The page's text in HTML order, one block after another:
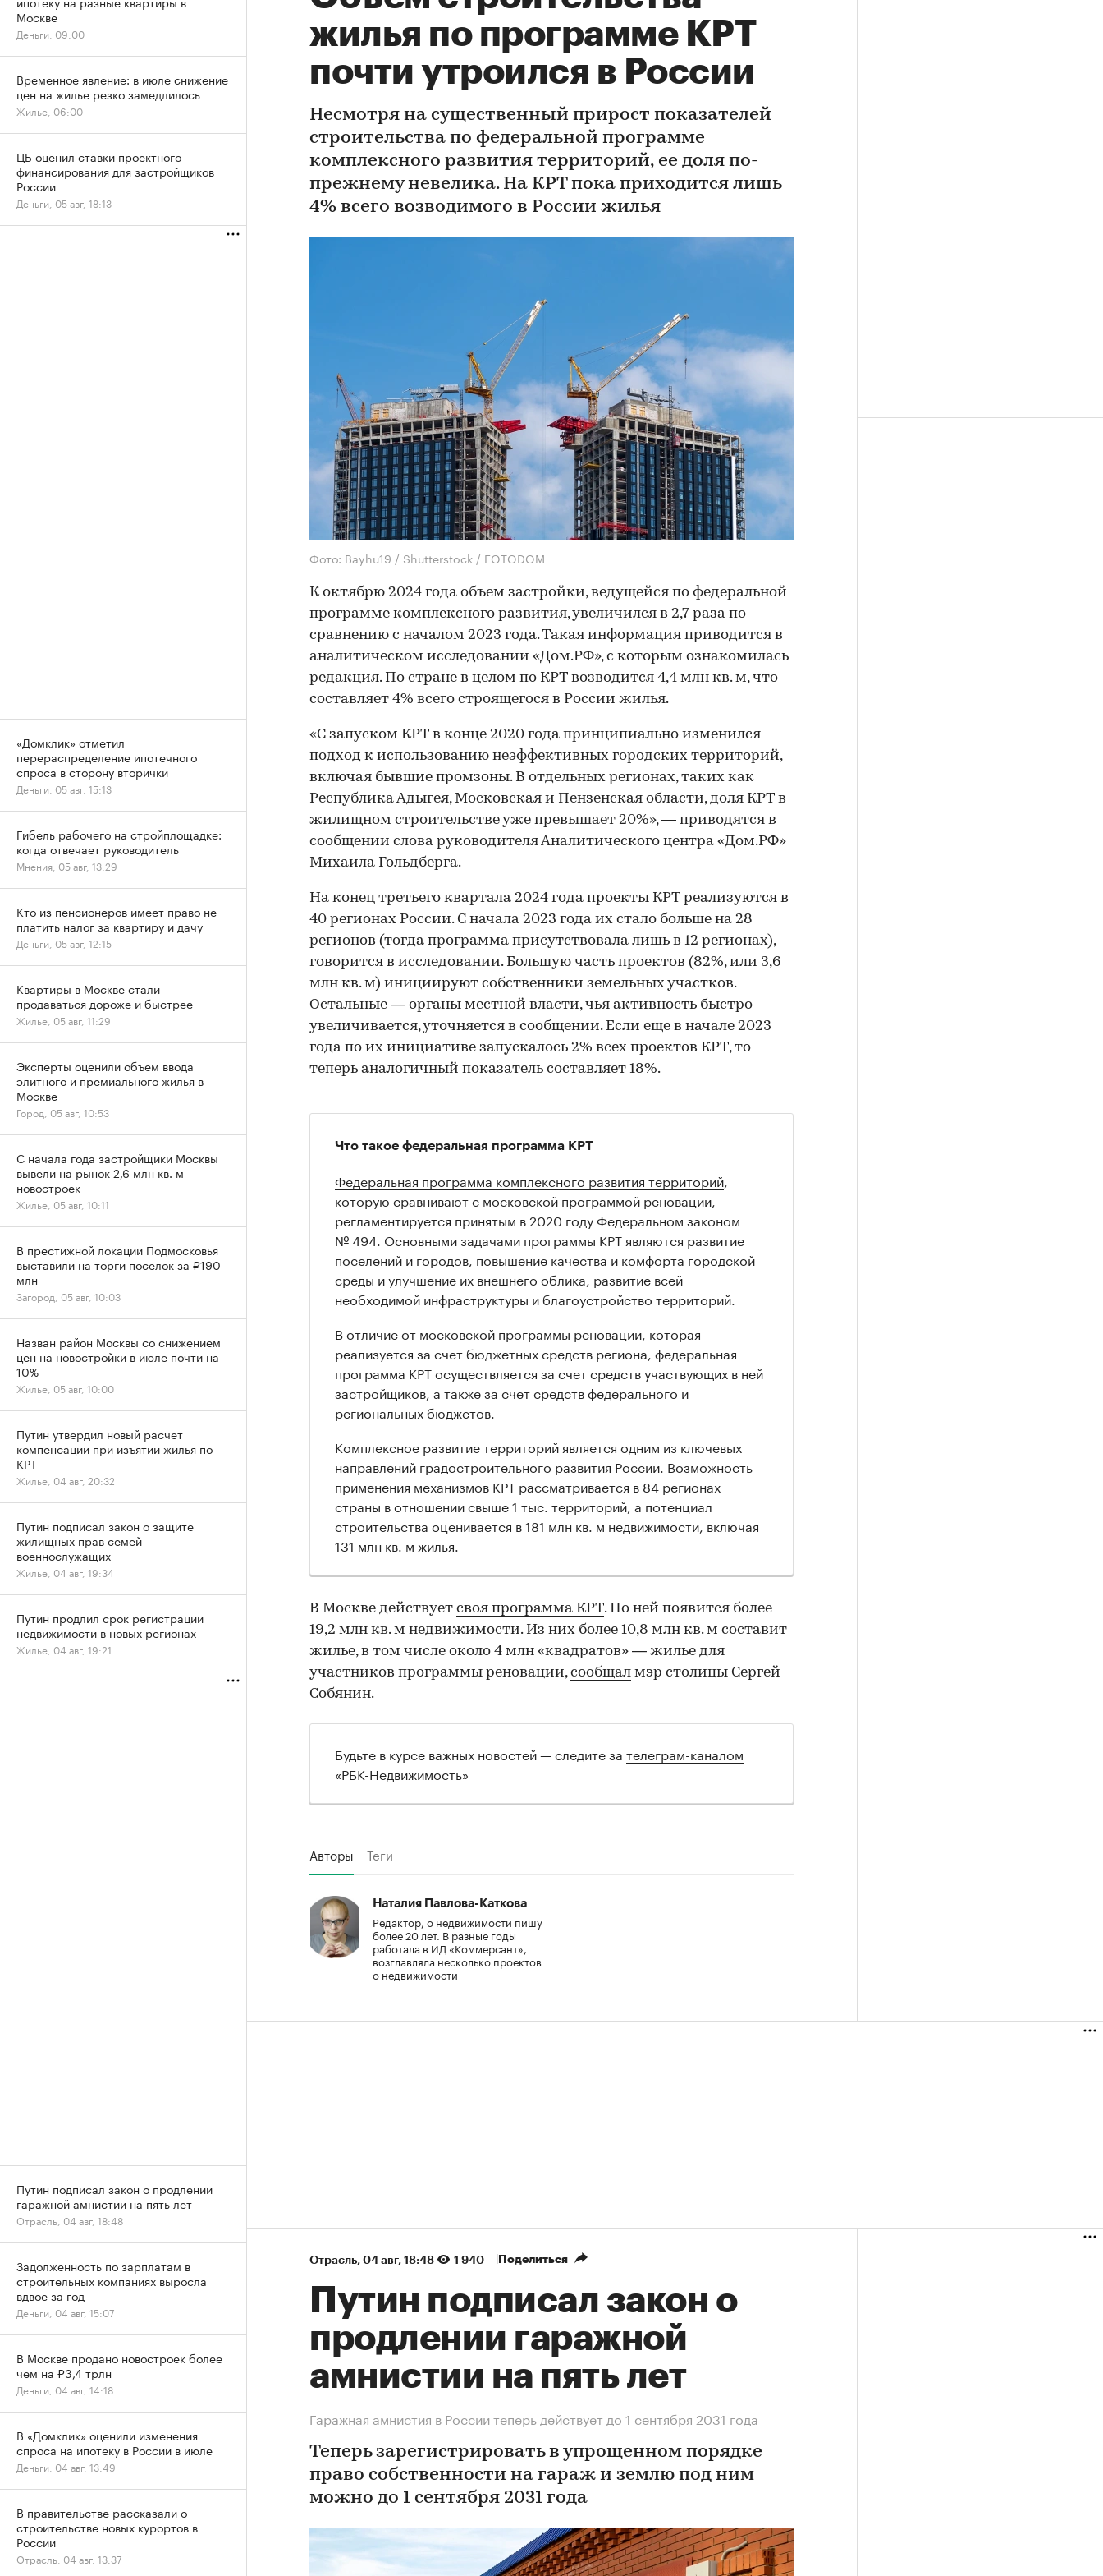
жилья по программе КРТ
почти утроился в России
Несмотря на существенный прирост показателей
строительства по федеральной программе
комплексного развития территорий, ее доля по-
прежнему невелика. На КРТ пока приходится лишь
4% всего возводимого в России жилья
Фото: Bayhu19 / Shutterstock / FOTODOM
К октябрю 2024 года объем застройки, ведущейся по федеральной
программе комплексного развития, увеличился в 2,7 раза по
сравнению с началом 2023 года. Такая информация приводится в
аналитическом исследовании «Дом.РФ», с которым ознакомилась
редакция. По стране в целом по КРТ возводится 4,4 млн кв. м, что
составляет 4% всего строящегося в России жилья.
«С запуском КРТ в конце 2020 года принципиально изменился
подход к использованию неэффективных городских территорий,
включая бывшие промзоны. В отдельных регионах, таких как
Республика Адыгея, Московская и Пензенская области, доля КРТ в
жилищном строительстве уже превышает 20%», — приводятся в
сообщении слова руководителя Аналитического центра «Дом.РФ»
Михаила Гольдберга.
На конец третьего квартала 2024 года проекты КРТ реализуются в
40 регионах России. С начала 2023 года их стало больше на 28
регионов (тогда программа присутствовала лишь в 12 регионах),
говорится в исследовании. Большую часть проектов (82%, или 3,6
млн кв. м) инициируют собственники земельных участков.
Остальные — органы местной власти, чья активность быстро
увеличивается, уточняется в сообщении. Если еще в начале 2023
года по их инициативе запускалось 2% всех проектов КРТ, то
теперь аналогичный показатель составляет 18%.
Что такое федеральная программа КРТ
Федеральная программа комплексного развития территорий
которую сравнивают с московской программой реновации,
регламентируется принятым в 2020 году Федеральном законом
№ 494. Основными задачами программы КРТ являются развитие
поселений и городов, повышение качества и комфорта городской
среды и улучшение их внешнего облика, развитие всей
необходимой инфраструктуры и благоустройство территорий.
В отличие от московской программы реновации, которая
реализуется за счет бюджетных средств региона, федеральная
программа КРТ осуществляется за счет средств участвующих в ней
застройщиков, а также за счет средств федерального и
региональных бюджетов.
Комплексное развитие территорий является одним из ключевых
направлений градостроительного развития России. Возможность
применения механизмов КРТ рассматривается в 84 регионах
страны в отношении свыше 1 тыс. территорий, а потенциал
строительства оценивается в 181 млн кв. м недвижимости, включая
131 млн кв. м жилья.
В Москве действует своя программа КРТ. По ней появится более
19,2 млн кв. м недвижимости. Из них более 10,8 млн кв. м составит
жилье, в том числе около 4 млн «квадратов» — жилье для
участников программы реновации,сообщал мэр столицы Сергей
Собянин.
Будьте в курсе важных новостей — следите за телеграм-каналом
«РБК-Недвижимость»
Авторы Теги
Наталия Павлова-Каткова
Редактор, о недвижимости пишу
более 20 лет. В разные годы
работала в ИД «Коммерсант»,
возглавляла несколько проектов
о недвижимости
Отрасль⁠, 04 авг, 18:48 1 940 Поделиться
Путин подписал закон о
продлении гаражной
амнистии на пять лет
Гаражная амнистия в России теперь действует до 1 сентября 2031 года
Теперь зарегистрировать в упрощенном порядке
право собственности на гараж и землю под ним
можно до 1 сентября 2031 года
Москве
Деньги, 09:00
Временное явление: в июле снижение
цен на жилье резко замедлилось
Жилье, 06:00
ЦБ оценил ставки проектного
финансирования для застройщиков
России
Деньги, 05 авг, 18:13
«Домклик» отметил
перераспределение ипотечного
спроса в сторону вторички
Деньги, 05 авг, 15:13
Гибель рабочего на стройплощадке:
когда отвечает руководитель
Мнения, 05 авг, 13:29
Кто из пенсионеров имеет право не
платить налог за квартиру и дачу
Деньги, 05 авг, 12:15
Квартиры в Москве стали
продаваться дороже и быстрее
Жилье, 05 авг, 11:29
Эксперты оценили объем ввода
элитного и премиального жилья в
Москве
Город, 05 авг, 10:53
С начала года застройщики Москвы
вывели на рынок 2,6 млн кв. м
новостроек
Жилье, 05 авг, 10:11
В престижной локации Подмосковья
выставили на торги поселок за ₽190
млн
Загород, 05 авг, 10:03
Назван район Москвы со снижением
цен на новостройки в июле почти на
10%
Жилье, 05 авг, 10:00
Путин утвердил новый расчет
компенсации при изъятии жилья по
КРТ
Жилье, 04 авг, 20:32
Путин подписал закон о защите
жилищных прав семей
военнослужащих
Жилье, 04 авг, 19:34
Путин продлил срок регистрации
недвижимости в новых регионах
Жилье, 04 авг, 19:21
Путин подписал закон о продлении
гаражной амнистии на пять лет
Отрасль, 04 авг, 18:48
Задолженность по зарплатам в
строительных компаниях выросла
вдвое за год
Деньги, 04 авг, 15:07
В Москве продано новостроек более
чем на ₽3,4 трлн
Деньги, 04 авг, 14:18
В «Домклик» оценили изменения
спроса на ипотеку в России в июле
Деньги, 04 авг, 13:49
В правительстве рассказали о
строительстве новых курортов в
России
Отрасль, 04 авг, 13:37